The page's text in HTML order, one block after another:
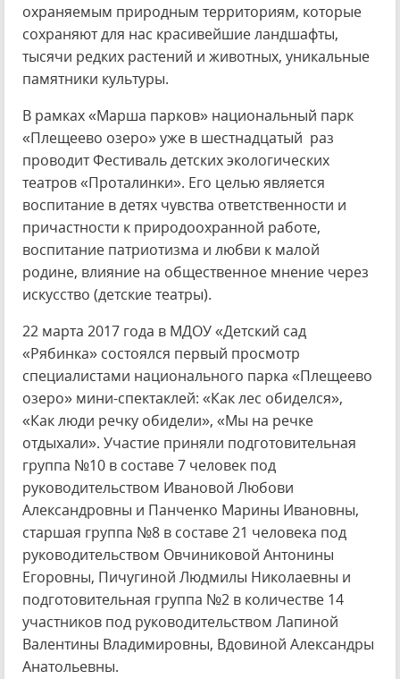
охраняемым природным территориям, которые
сохраняют для нас красивейшие ландшафты,
тысячи редких растений и животных, уникальные
памятники культуры.
В рамках «Марша парков» национальный парк
«Плещеево озеро» уже в шестнадцатый раз
проводит Фестиваль детских экологических
театров «Проталинки». Его целью является
воспитание в детях чувства ответственности и
причастности к природоохранной работе,
воспитание патриотизма и любви к малой
родине, влияние на общественное мнение через
искусство (детские театры).
22 марта 2017 года в МДОУ «Детский сад
«Рябинка» состоялся первый просмотр
специалистами национального парка «Плещеево
озеро» мини-спектаклей: «Как лес обиделся»,
«Как люди речку обидели», «Мы на речке
отдыхали». Участие приняли подготовительная
группа №10 в составе 7 человек под
руководительством Ивановой Любови
Александровны и Панченко Марины Ивановны,
старшая группа №8 в составе 21 человека под
руководительством Овчиниковой Антонины
Егоровны, Пичугиной Людмилы Николаевны и
подготовительная группа №2 в количестве 14
участников под руководительством Лапиной
Валентины Владимировны, Вдовиной Александры
Анатольевны.